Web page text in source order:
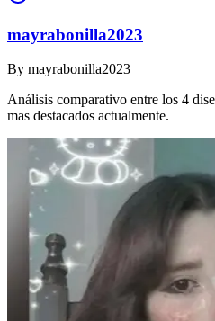
mayrabonilla2023
By mayrabonilla2023
Análisis comparativo entre los 4
mas destacados actualmente.